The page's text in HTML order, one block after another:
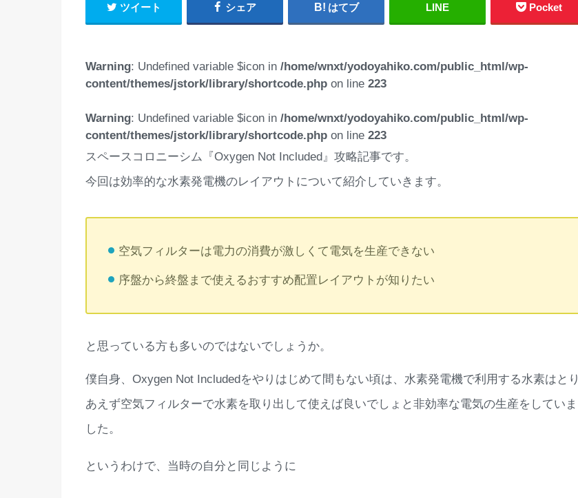
ツイート シェア はてブ LINE Pocket
Warning: Undefined variable $icon in /home/wnxt/yodoyahiko.com/public_html/wp-
content/themes/jstork/library/shortcode.php on line 223
Warning: Undefined variable $icon in /home/wnxt/yodoyahiko.com/public_html/wp-
content/themes/jstork/library/shortcode.php on line 223
スペースコロニーシム『Oxygen Not Included』攻略記事です。
今回は効率的な水素発電機のレイアウトについて紹介していきます。
空気フィルターは電力の消費が激しくて電気を生産できない
序盤から終盤まで使えるおすすめ配置レイアウトが知りたい
と思っている方も多いのではないでしょうか。
僕自身、Oxygen Not Includedをやりはじめて間もない頃は、水素発電機で利用する水素はとり
あえず空気フィルターで水素を取り出して使えば良いでしょと非効率な電気の生産をしていま
した。
というわけで、当時の自分と同じように